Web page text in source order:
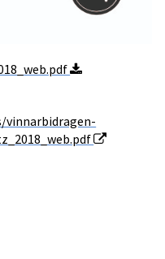
vinnarbidragen-